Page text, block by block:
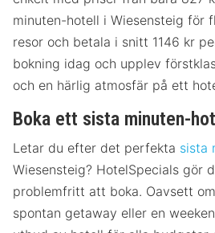
minuten-hotell i Wiesensteig för
resor och betala i snitt 1146 kr
bokning idag och upplev
och en härlig atmosfär på ett
Boka ett sista minuten-
Letar du efter det perfekta sista
Wiesensteig? HotelSpecials gör
problemfritt att boka. Oavsett
spontan getaway eller en